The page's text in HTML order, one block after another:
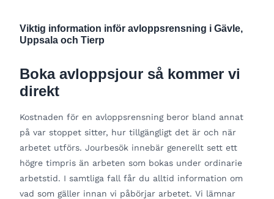
Viktig information inför avloppsrensning i Gävle,
Uppsala och Tierp
Boka avloppsjour så kommer vi
direkt
Kostnaden för en avloppsrensning beror bland annat
på var stoppet sitter, hur tillgängligt det är och när
arbetet utförs. Jourbesök innebär generellt sett ett
högre timpris än arbeten som bokas under ordinarie
arbetstid. I samtliga fall får du alltid information om
vad som gäller innan vi påbörjar arbetet. Vi lämnar